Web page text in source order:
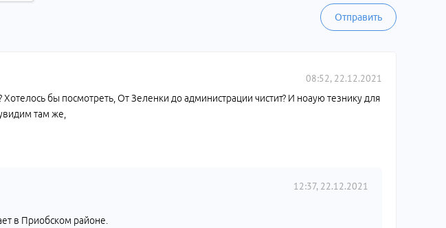
Отправить
08:52, 22.12.2021
Хотелось бы посмотреть, От Зеленки до администрации чистит? И ноаую тезнику для
там же,
12:37, 22.12.2021
в Приобском районе.